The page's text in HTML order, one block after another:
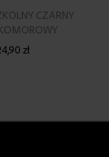
CZARNY
zł